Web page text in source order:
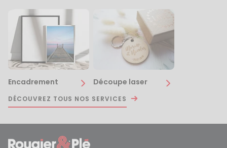
Encadrement Découpe laser
DÉCOUVREZ TOUS NOS SERVICES